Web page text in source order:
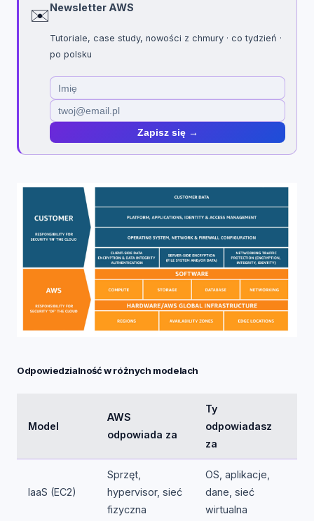
✉️Newsletter AWS
Tutoriale, case study, nowości z chmury · co tydzień ·
po polsku
Zapisz się →
Odpowiedzialność w różnych modelach
Model
AWS
odpowiada za
Ty
odpowiadasz
za
IaaS (EC2)
Sprzęt,
hypervisor, sieć
fizyczna
OS, aplikacje,
dane, sieć
wirtualna